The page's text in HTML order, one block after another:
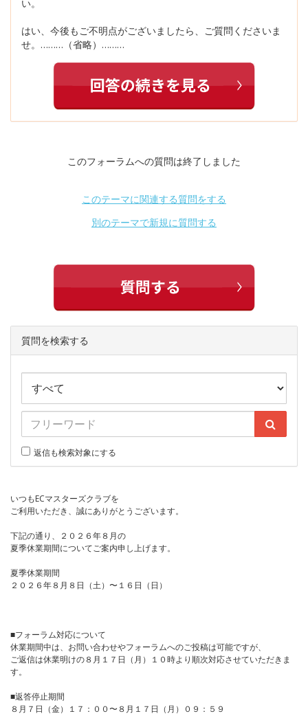
い。
はい、今後もご不明点がございましたら、ご質問くださいま
せ。………（省略）………
このフォーラムへの質問は終了しました
このテーマに関連する質問をする
別のテーマで新規に質問する
質問を検索する
返信も検索対象にする
いつもECマスターズクラブを
ご利用いただき、誠にありがとうございます。
下記の通り、２０２６年８月の
夏季休業期間についてご案内申し上げます。
夏季休業期間
２０２６年８月８日（土）〜１６日（日）
■フォーラム対応について
休業期間中は、お問い合わせやフォーラムへのご投稿は可能ですが、
ご返信は休業明けの８月１７日（月）１０時より順次対応させていただきま
す。
■返答停止期間
８月７日（金）１７：００〜８月１７日（月）０９：５９